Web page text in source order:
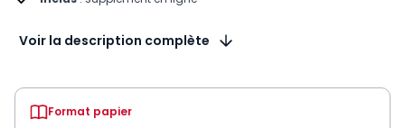
Voir la description complète
Format papier